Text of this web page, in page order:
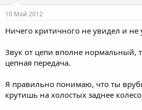
10 Май 2012
Ничего критичного не увидел и не
Звук от цепи вполне нормальный,
цепная передача.
Я правильно понимаю, что ты
крутишь на холостых заднее